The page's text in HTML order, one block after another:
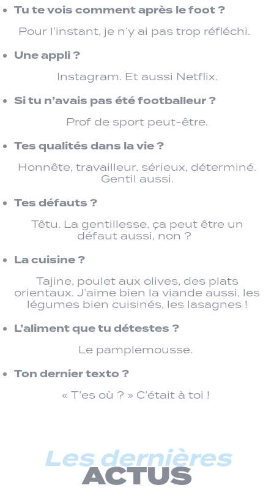
Tu te vois comment après le foot ?
Pour l’instant, je n’y ai pas trop réfléchi.
Une appli ?
Instagram. Et aussi Netflix.
Si tu n’avais pas été footballeur ?
Prof de sport peut-être.
Tes qualités dans la vie ?
Honnête, travailleur, sérieux, déterminé.
Gentil aussi.
Tes défauts ?
Têtu. La gentillesse, ça peut être un
défaut aussi, non ?
La cuisine ?
Tajine, poulet aux olives, des plats
orientaux. J’aime bien la viande aussi, les
légumes bien cuisinés, les lasagnes !
L’aliment que tu détestes ?
Le pamplemousse.
Ton dernier texto ?
« T’es où ? » C’était à toi !
Les dernières
ACTUS